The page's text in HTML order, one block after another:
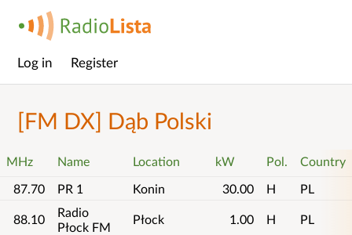
Main
Log in Register
[FM DX] Dąb Polski
MHz Name Location kW Pol.
Country
87.70
PR 1 Konin 30.00 H PL
88.10
Radio
Płock FM
Płock 1.00 H PL